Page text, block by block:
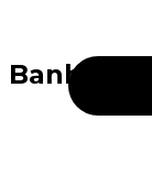
Banho